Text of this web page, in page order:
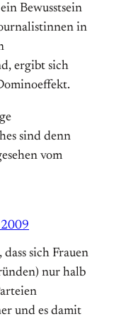
Bewusstsein
in
ergibt sich
sind denn
vom
sich Frauen
nur halb
und es damit